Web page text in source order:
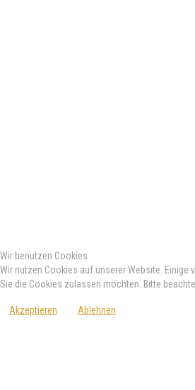
Wir benutzen Cookies
Wir nutzen Cookies auf unserer Website.
Sie die Cookies zulassen möchten. Bitte
Akzeptieren
Ablehnen